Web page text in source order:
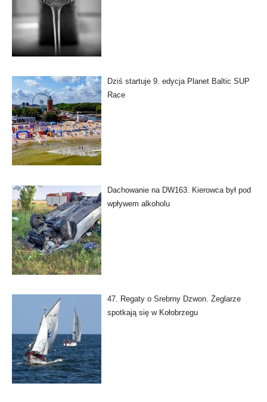
Dziś startuje 9. edycja Planet Baltic SUP
Race
Dachowanie na DW163. Kierowca był pod
wpływem alkoholu
47. Regaty o Srebrny Dzwon. Żeglarze
spotkają się w Kołobrzegu